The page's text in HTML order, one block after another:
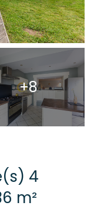
+8
chambre(s) 236 m²